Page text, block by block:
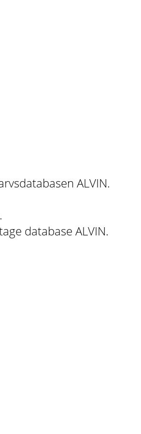
ALVIN.
database ALVIN.